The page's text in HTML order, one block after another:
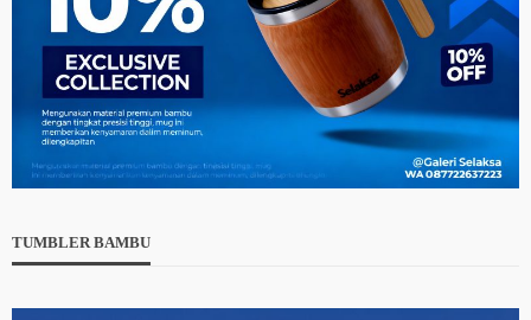
TUMBLER BAMBU